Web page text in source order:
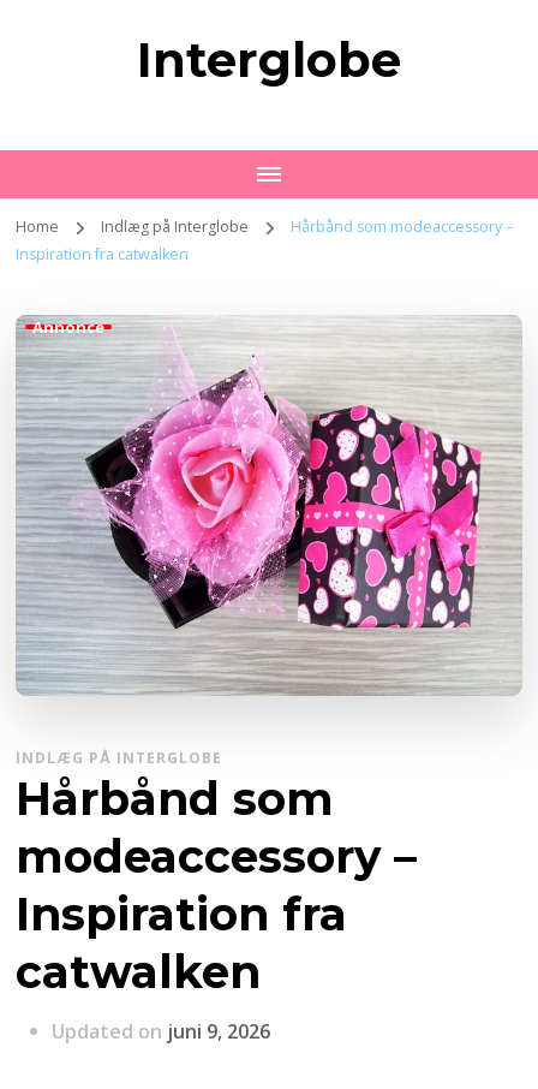
Interglobe
Home Indlæg på Interglobe
Hårbånd som modeaccessory –
Inspiration fra catwalken
Annonce
INDLÆG PÅ INTERGLOBE
Hårbånd som
modeaccessory –
Inspiration fra
catwalken
Updated on juni 9, 2026